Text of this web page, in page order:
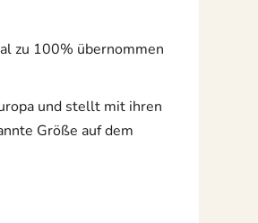
zu 100% übernommen
und stellt mit ihren
Größe auf dem